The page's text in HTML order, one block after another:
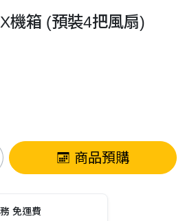
機箱 (預裝4把風扇)
商品預購
免運費